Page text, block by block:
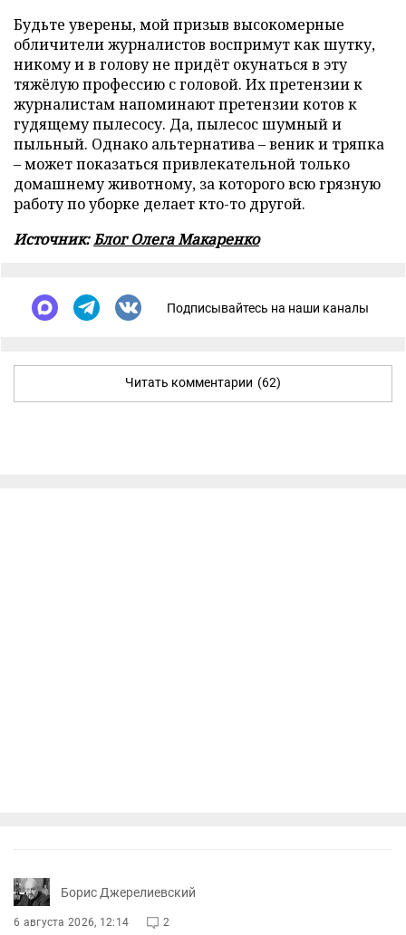
Будьте уверены, мой призыв высокомерные
обличители журналистов воспримут как шутку,
никому и в голову не придёт окунаться в эту
тяжёлую профессию с головой. Их претензии к
журналистам напоминают претензии котов к
гудящему пылесосу. Да, пылесос шумный и
пыльный. Однако альтернатива – веник и тряпка
– может показаться привлекательной только
домашнему животному, за которого всю грязную
работу по уборке делает кто-то другой.
Источник:Блог Олега Макаренко
Подписывайтесь на наши каналы
Читать комментарии (62)
Борис Джерелиевский
6 августа 2026, 12:14 2